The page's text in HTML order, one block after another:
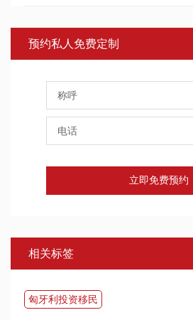
预约私人免费定制
立即免费预约
相关标签
匈牙利投资移民